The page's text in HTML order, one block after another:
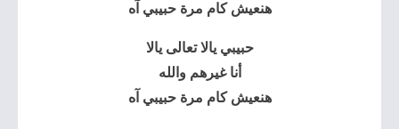
هنعيش كام مرة حبيبي آه
حبيبي يالا تعالى يالا
أنا غيرهم والله
هنعيش كام مرة حبيبي آه